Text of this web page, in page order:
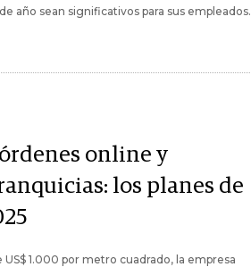
año sean significativos para sus empleados.
online y
los planes de
1.000 por metro cuadrado, la empresa